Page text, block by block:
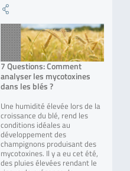
7 Questions: Comment
analyser les mycotoxines
dans les blés ?
Une humidité élevée lors de la
croissance du blé, rend les
conditions idéales au
développement des
champignons produisant des
mycotoxines. Il y a eu cet été,
des pluies élevées rendant le